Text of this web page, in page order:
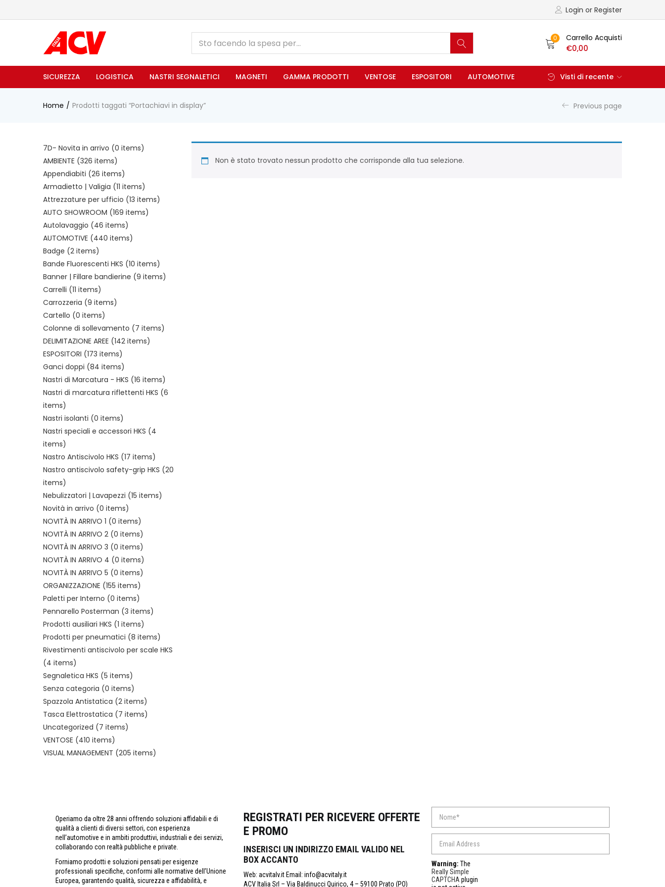
Login or Register
0 Carrello Acquisti
€0,00
SICUREZZA LOGISTICA NASTRI SEGNALETICI MAGNETI GAMMA PRODOTTI VENTOSE ESPOSITORI AUTOMOTIVE Visti di recente
Home Prodotti taggati “Portachiavi in display” Previous page
Non è stato trovato nessun prodotto che corrisponde alla tua selezione.
7D- Novita in arrivo (0 items)
AMBIENTE (326 items)
Appendiabiti (26 items)
Armadietto | Valigia (11 items)
Attrezzature per ufficio (13 items)
AUTO SHOWROOM (169 items)
Autolavaggio (46 items)
AUTOMOTIVE (440 items)
Badge (2 items)
Bande Fluorescenti HKS (10 items)
Banner | Fillare bandierine (9 items)
Carrelli (11 items)
Carrozzeria (9 items)
Cartello (0 items)
Colonne di sollevamento (7 items)
DELIMITAZIONE AREE (142 items)
ESPOSITORI (173 items)
Ganci doppi (84 items)
Nastri di Marcatura - HKS (16 items)
Nastri di marcatura riflettenti HKS (6
items)
Nastri isolanti (0 items)
Nastri speciali e accessori HKS (4
items)
Nastro Antiscivolo HKS (17 items)
Nastro antiscivolo safety-grip HKS (20
items)
Nebulizzatori | Lavapezzi (15 items)
Novità in arrivo (0 items)
NOVITÀ IN ARRIVO 1 (0 items)
NOVITÀ IN ARRIVO 2 (0 items)
NOVITÀ IN ARRIVO 3 (0 items)
NOVITÀ IN ARRIVO 4 (0 items)
NOVITÀ IN ARRIVO 5 (0 items)
ORGANIZZAZIONE (155 items)
Paletti per Interno (0 items)
Pennarello Posterman (3 items)
Prodotti ausiliari HKS (1 items)
Prodotti per pneumatici (8 items)
Rivestimenti antiscivolo per scale HKS
(4 items)
Segnaletica HKS (5 items)
Senza categoria (0 items)
Spazzola Antistatica (2 items)
Tasca Elettrostatica (7 items)
Uncategorized (7 items)
VENTOSE (410 items)
VISUAL MANAGEMENT (205 items)
Operiamo da oltre 28 anni offrendo soluzioni affidabili e di
qualità a clienti di diversi settori, con esperienza
nell’automotive e in ambiti produttivi, industriali e dei servizi,
collaborando con realtà pubbliche e private.
Forniamo prodotti e soluzioni pensati per esigenze
professionali specifiche, conformi alle normative dell’Unione
Europea, garantendo qualità, sicurezza e affidabilità, e
REGISTRATI PER RICEVERE OFFERTE
E PROMO
INSERISCI UN INDIRIZZO EMAIL VALIDO NEL
BOX ACCANTO
Web: acvitalv.it Email: info@acvitaly.it
ACV Italia Srl – Via Baldinucci Quirico, 4 – 59100 Prato (PO)
Warning: The
Really Simple
CAPTCHA plugin